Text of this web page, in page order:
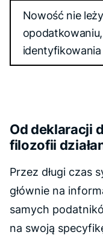
Nowość nie
Od deklaracji
filozofii
Przez długi czas
głównie na
samych
na swoją